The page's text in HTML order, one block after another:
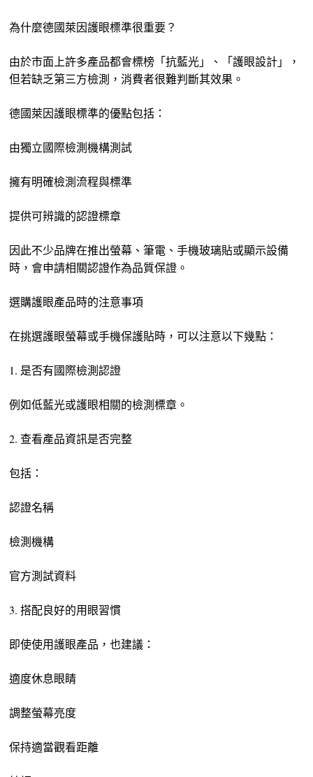
為什麼德國萊因護眼標準很重要？
由於市面上許多產品都會標榜「抗藍光」、「護眼設計」，
但若缺乏第三方檢測，消費者很難判斷其效果。
德國萊因護眼標準的優點包括：
由獨立國際檢測機構測試
擁有明確檢測流程與標準
提供可辨識的認證標章
因此不少品牌在推出螢幕、筆電、手機玻璃貼或顯示設備
時，會申請相關認證作為品質保證。
選購護眼產品時的注意事項
在挑選護眼螢幕或手機保護貼時，可以注意以下幾點：
1. 是否有國際檢測認證
例如低藍光或護眼相關的檢測標章。
2. 查看產品資訊是否完整
包括：
認證名稱
檢測機構
官方測試資料
3. 搭配良好的用眼習慣
即使使用護眼產品，也建議：
適度休息眼睛
調整螢幕亮度
保持適當觀看距離